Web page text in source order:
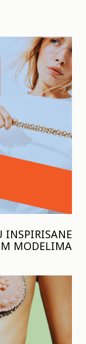
INSPIRISANE
MODELIMA